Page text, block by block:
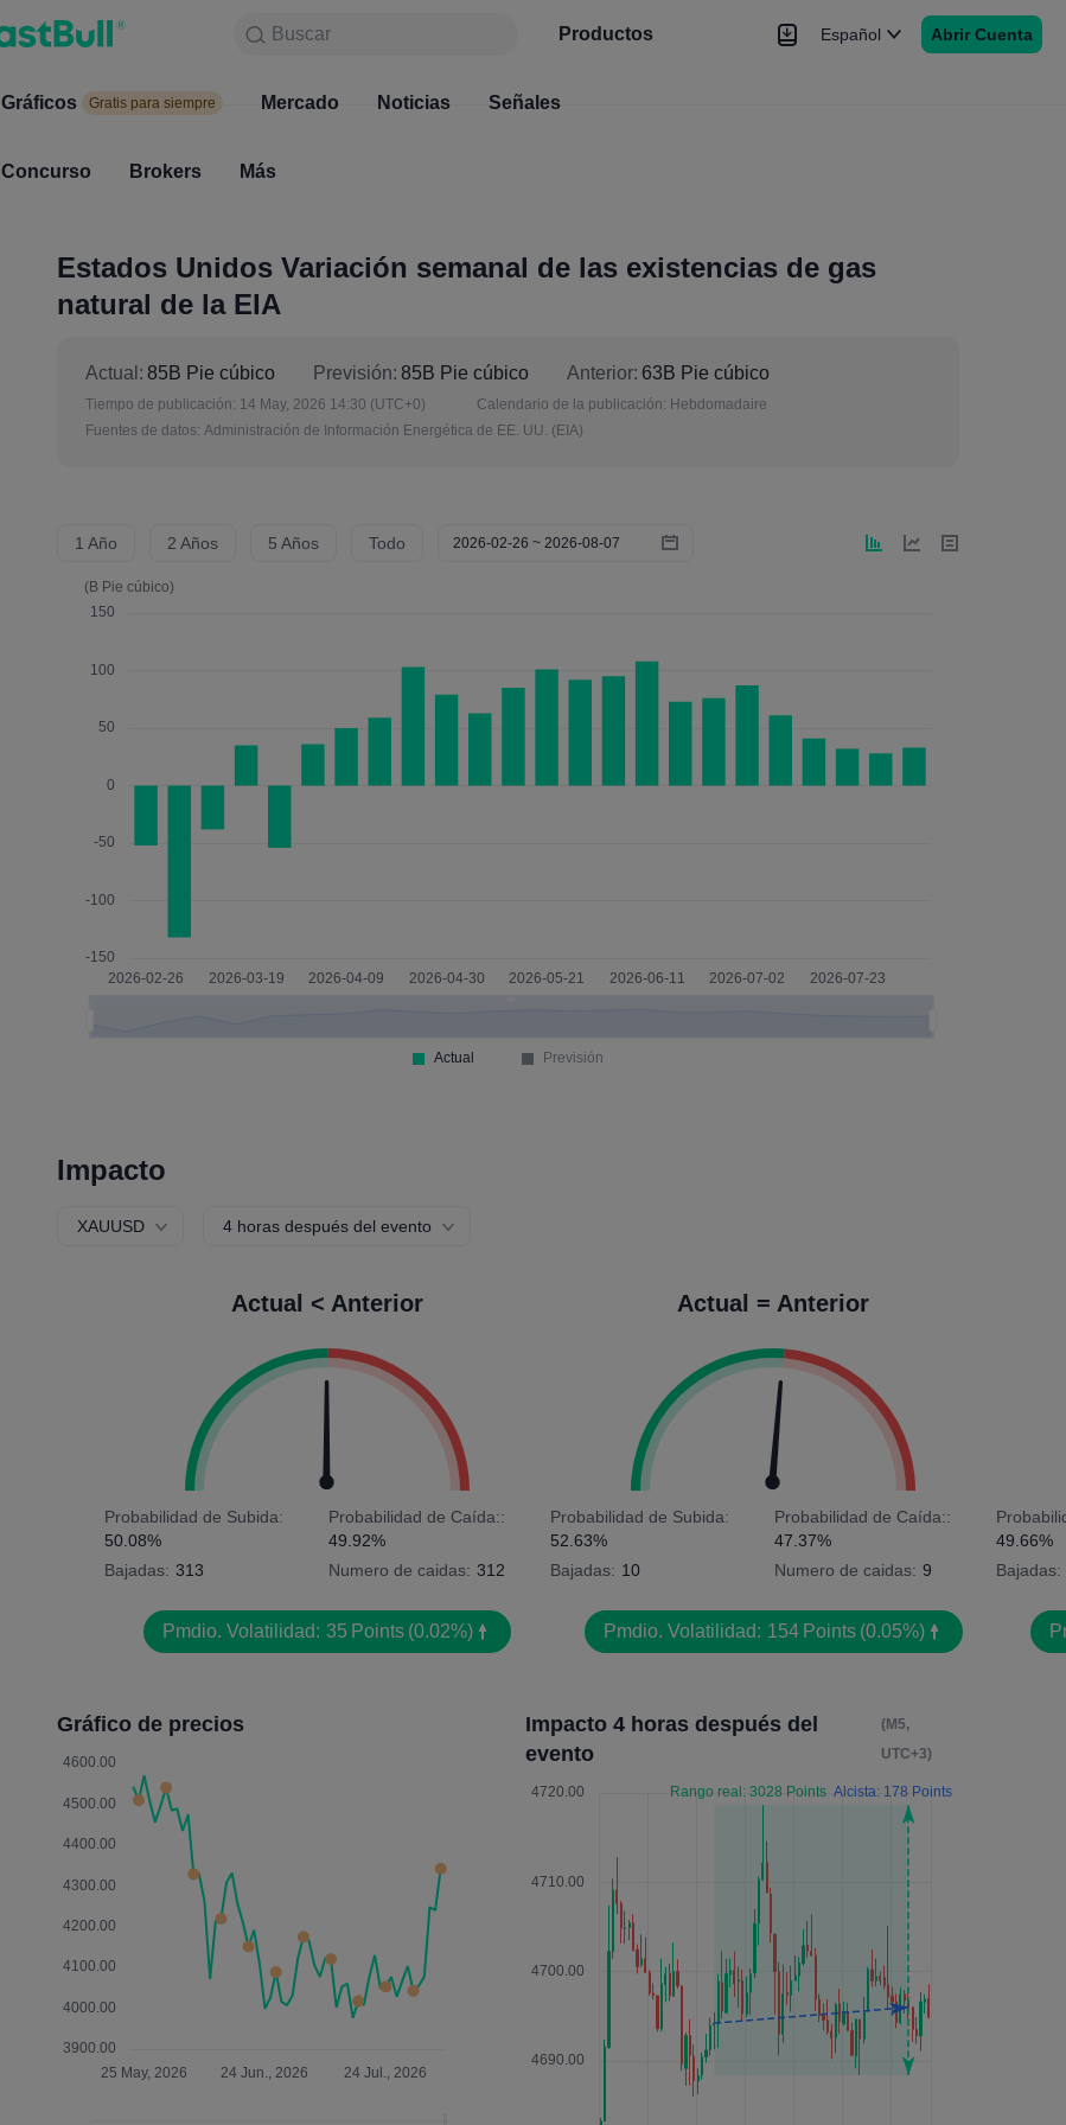
Buscar Productos
Gráficos Gratis para siempre Mercado Noticias
Español Abrir Cuenta
Buscar
Productos
Gráficos Gratis para siempre Mercado Noticias Señales
Concurso Brokers Más
Estados Unidos Variación semanal de las existencias de gas
natural de la EIA
Actual: 85B Pie cúbico Previsión: 85B Pie cúbico Anterior: 63B Pie cúbico
Tiempo de publicación: 14 May, 2026 14:30 (UTC+0) Calendario de la publicación: Hebdomadaire
Fuentes de datos: Administración de Información Energética de EE. UU. (EIA)
1 Año 2 Años 5 Años Todo
Impacto
XAUUSD 4 horas después del evento
Actual < Anterior
Probabilidad de Subida:
50.08%
Bajadas: 313
Probabilidad de Caída::
49.92%
Numero de caidas: 312
Pmdio. Volatilidad: 35 Points (0.02%)
Actual = Anterior
Probabilidad de Subida:
52.63%
Bajadas: 10
Probabilidad de Caída::
47.37%
Numero de caidas: 9
Pmdio. Volatilidad: 154 Points (0.05%)
49.66%
Bajadas:
Gráfico de precios
Impacto 4 horas después del
evento
(M5,
UTC+3)